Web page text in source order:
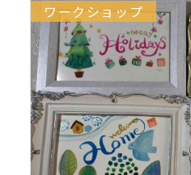
ワークショップ